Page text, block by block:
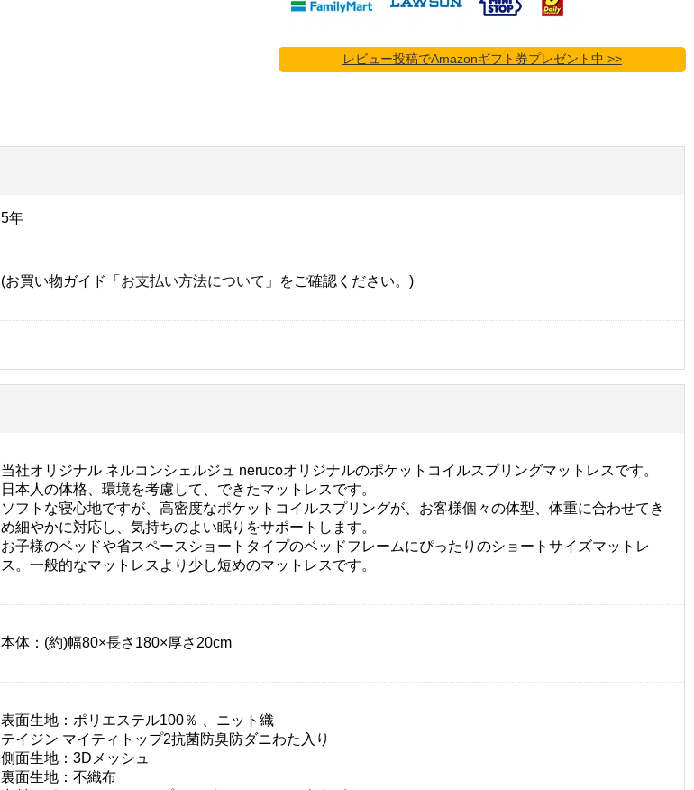
レビュー投稿でAmazonギフト券プレゼント中 >>
5年
(お買い物ガイド「 お支払い方法について 」をご確認ください。)
当社オリジナル ネルコンシェルジュ nerucoオリジナルのポケットコイルスプリングマットレスです。
日本人の体格、環境を考慮して、できたマットレスです。
ソフトな寝心地ですが、高密度なポケットコイルスプリングが、お客様個々の体型、体重に合わせてき
め細やかに対応し、気持ちのよい眠りをサポートします。
お子様のベッドや省スペースショートタイプのベッドフレームにぴったりのショートサイズマットレ
ス。一般的なマットレスより少し短めのマットレスです。
本体：(約)幅80×長さ180×厚さ20cm
表面生地：ポリエステル100％ 、ニット織
テイジン マイティトップ2抗菌防臭防ダニわた入り
側面生地：3Dメッシュ
裏面生地：不織布